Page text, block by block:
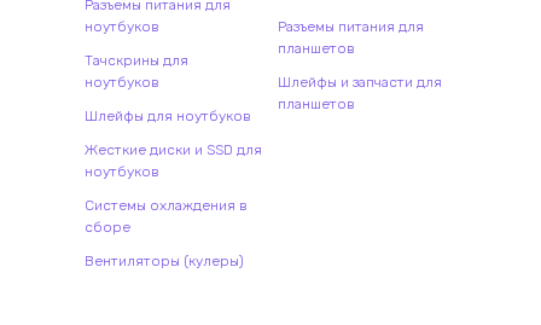
Разъемы питания для
ноутбуков
Тачскрины для
ноутбуков
Шлейфы для ноутбуков
Жесткие диски и SSD для
ноутбуков
Системы охлаждения в
сборе
Вентиляторы (кулеры)
Разъемы питания для
планшетов
Шлейфы и запчасти для
планшетов